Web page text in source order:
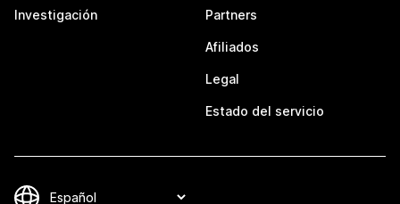
Investigación Partners
Afiliados
Legal
Estado del servicio